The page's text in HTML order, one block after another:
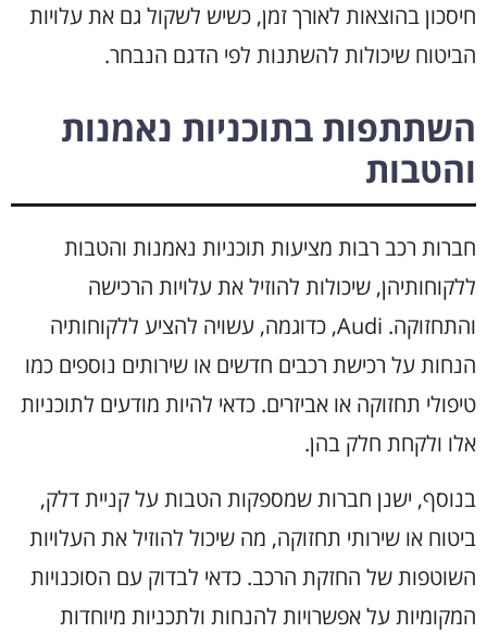
חיסכון בהוצאות לאורך זמן, כשיש לשקול גם את עלויות
הביטוח שיכולות להשתנות לפי הדגם הנבחר.
השתתפות בתוכניות נאמנות
והטבות
חברות רכב רבות מציעות תוכניות נאמנות והטבות
ללקוחותיהן, שיכולות להוזיל את עלויות הרכישה
והתחזוקה. Audi, כדוגמה, עשויה להציע ללקוחותיה
הנחות על רכישת רכבים חדשים או שירותים נוספים כמו
טיפולי תחזוקה או אביזרים. כדאי להיות מודעים לתוכניות
אלו ולקחת חלק בהן.
בנוסף, ישנן חברות שמספקות הטבות על קניית דלק,
ביטוח או שירותי תחזוקה, מה שיכול להוזיל את העלויות
השוטפות של החזקת הרכב. כדאי לבדוק עם הסוכנויות
המקומיות על אפשרויות להנחות ולתכניות מיוחדות